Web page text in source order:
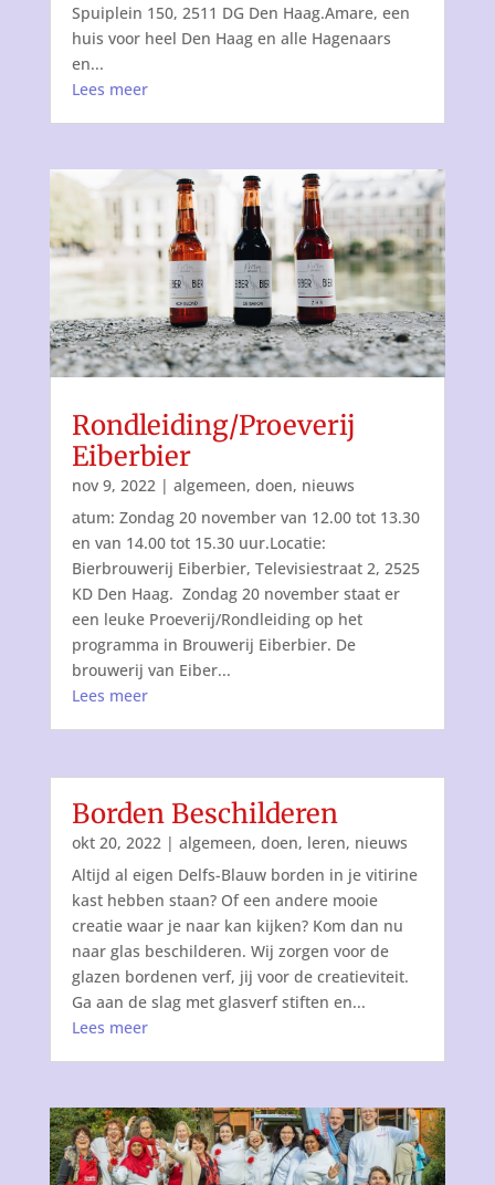
Spuiplein 150, 2511 DG Den Haag.Amare, een
huis voor heel Den Haag en alle Hagenaars
en...
Lees meer
Rondleiding/Proeverij
Eiberbier
nov 9, 2022| algemeen, doen, nieuws
atum: Zondag 20 november van 12.00 tot 13.30
en van 14.00 tot 15.30 uur.Locatie:
Bierbrouwerij Eiberbier, Televisiestraat 2, 2525
KD Den Haag. Zondag 20 november staat er
een leuke Proeverij/Rondleiding op het
programma in Brouwerij Eiberbier. De
brouwerij van Eiber...
Lees meer
Borden Beschilderen
okt 20, 2022 | algemeen, doen, leren, nieuws
Altijd al eigen Delfs-Blauw borden in je vitirine
kast hebben staan? Of een andere mooie
creatie waar je naar kan kijken? Kom dan nu
naar glas beschilderen. Wij zorgen voor de
glazen bordenen verf, jij voor de creatieviteit.
Ga aan de slag met glasverf stiften en...
Lees meer